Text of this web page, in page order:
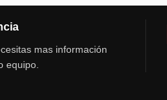
mas información
equipo.